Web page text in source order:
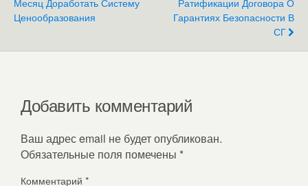
Ценообразования
Гарантиях Безопасности В
СГ
Добавить комментарий
Ваш адрес email не будет опубликован.
Обязательные поля помечены *
Комментарий *